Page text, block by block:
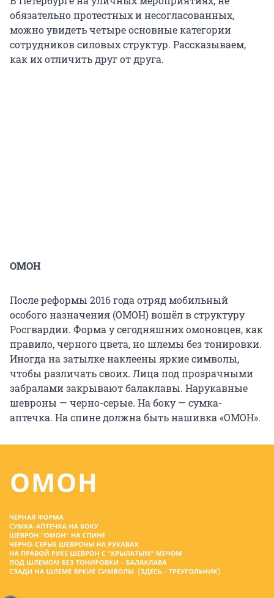
обязательно протестных и несогласованных,
можно увидеть четыре основные категории
сотрудников силовых структур. Рассказываем,
как их отличить друг от друга.
ОМОН
После реформы 2016 года отряд мобильный
особого назначения (ОМОН) вошёл в структуру
Росгвардии. Форма у сегодняшних омоновцев, как
правило, черного цвета, но шлемы без тонировки.
Иногда на затылке наклеены яркие символы,
чтобы различать своих. Лица под прозрачными
забралами закрывают балаклавы. Нарукавные
шевроны — черно-серые. На боку — сумка-
аптечка. На спине должна быть нашивка «ОМОН».